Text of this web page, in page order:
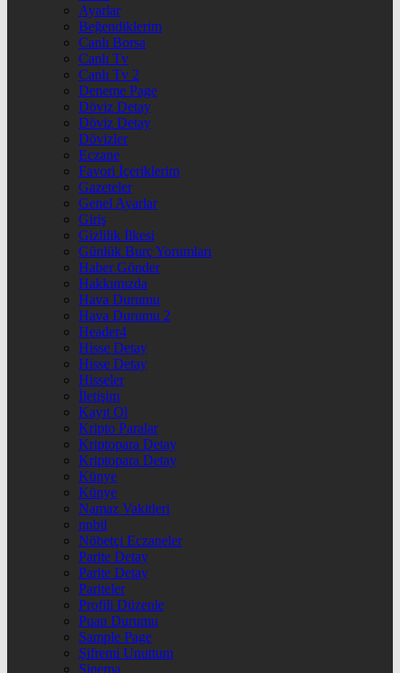
Ayarlar
Beğendiklerim
Canlı Borsa
Canlı Tv
Canlı Tv 2
Deneme Page
Döviz Detay
Döviz Detay
Dövizler
Eczane
Favori İçeriklerim
Gazeteler
Genel Ayarlar
Giriş
Gizlilik İlkesi
Günlük Burç Yorumları
Haber Gönder
Hakkımızda
Hava Durumu
Hava Durumu 2
Header4
Hisse Detay
Hisse Detay
Hisseler
İletişim
Kayıt Ol
Kripto Paralar
Kriptopara Detay
Kriptopara Detay
Künye
Künye
Namaz Vakitleri
nnbil
Nöbetçi Eczaneler
Parite Detay
Parite Detay
Pariteler
Profili Düzenle
Puan Durumu
Sample Page
Şifremi Unuttum
Sinema